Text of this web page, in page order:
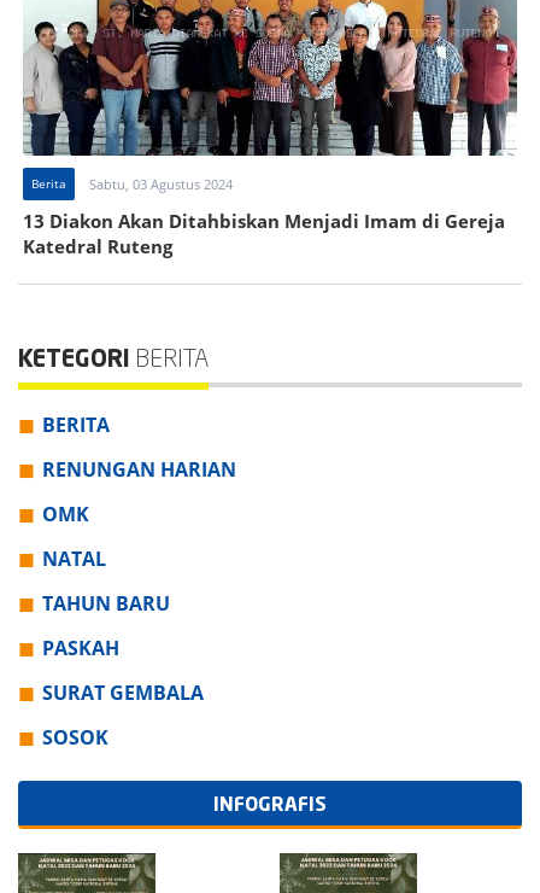
Berita Sabtu, 03 Agustus 2024
13 Diakon Akan Ditahbiskan Menjadi Imam di Gereja
Katedral Ruteng
KETEGORI BERITA
BERITA
RENUNGAN HARIAN
OMK
NATAL
TAHUN BARU
PASKAH
SURAT GEMBALA
SOSOK
INFOGRAFIS